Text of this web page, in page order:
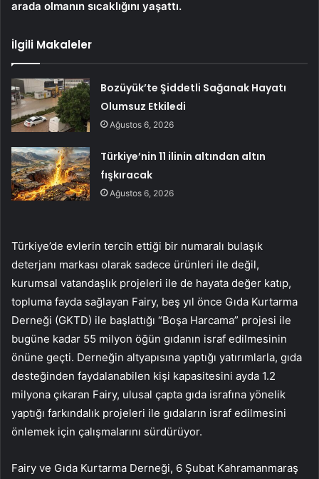
arada olmanın sıcaklığını yaşattı.
İlgili Makaleler
Bozüyük’te Şiddetli Sağanak Hayatı
Olumsuz Etkiledi
Ağustos 6, 2026
Türkiye’nin 11 ilinin altından altın
fışkıracak
Ağustos 6, 2026
Türkiye’de evlerin tercih ettiği bir numaralı bulaşık
deterjanı markası olarak sadece ürünleri ile değil,
kurumsal vatandaşlık projeleri ile de hayata değer katıp,
topluma fayda sağlayan Fairy, beş yıl önce Gıda Kurtarma
Derneği (GKTD) ile başlattığı “Boşa Harcama” projesi ile
bugüne kadar 55 milyon öğün gıdanın israf edilmesinin
önüne geçti. Derneğin altyapısına yaptığı yatırımlarla, gıda
desteğinden faydalanabilen kişi kapasitesini ayda 1.2
milyona çıkaran Fairy, ulusal çapta gıda israfına yönelik
yaptığı farkındalık projeleri ile gıdaların israf edilmesini
önlemek için çalışmalarını sürdürüyor.
Fairy ve Gıda Kurtarma Derneği, 6 Şubat Kahramanmaraş